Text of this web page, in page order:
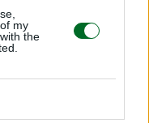
my
the
3 miliardi da
italiani di peso: Tip
PFC e Zignago
per il 14%